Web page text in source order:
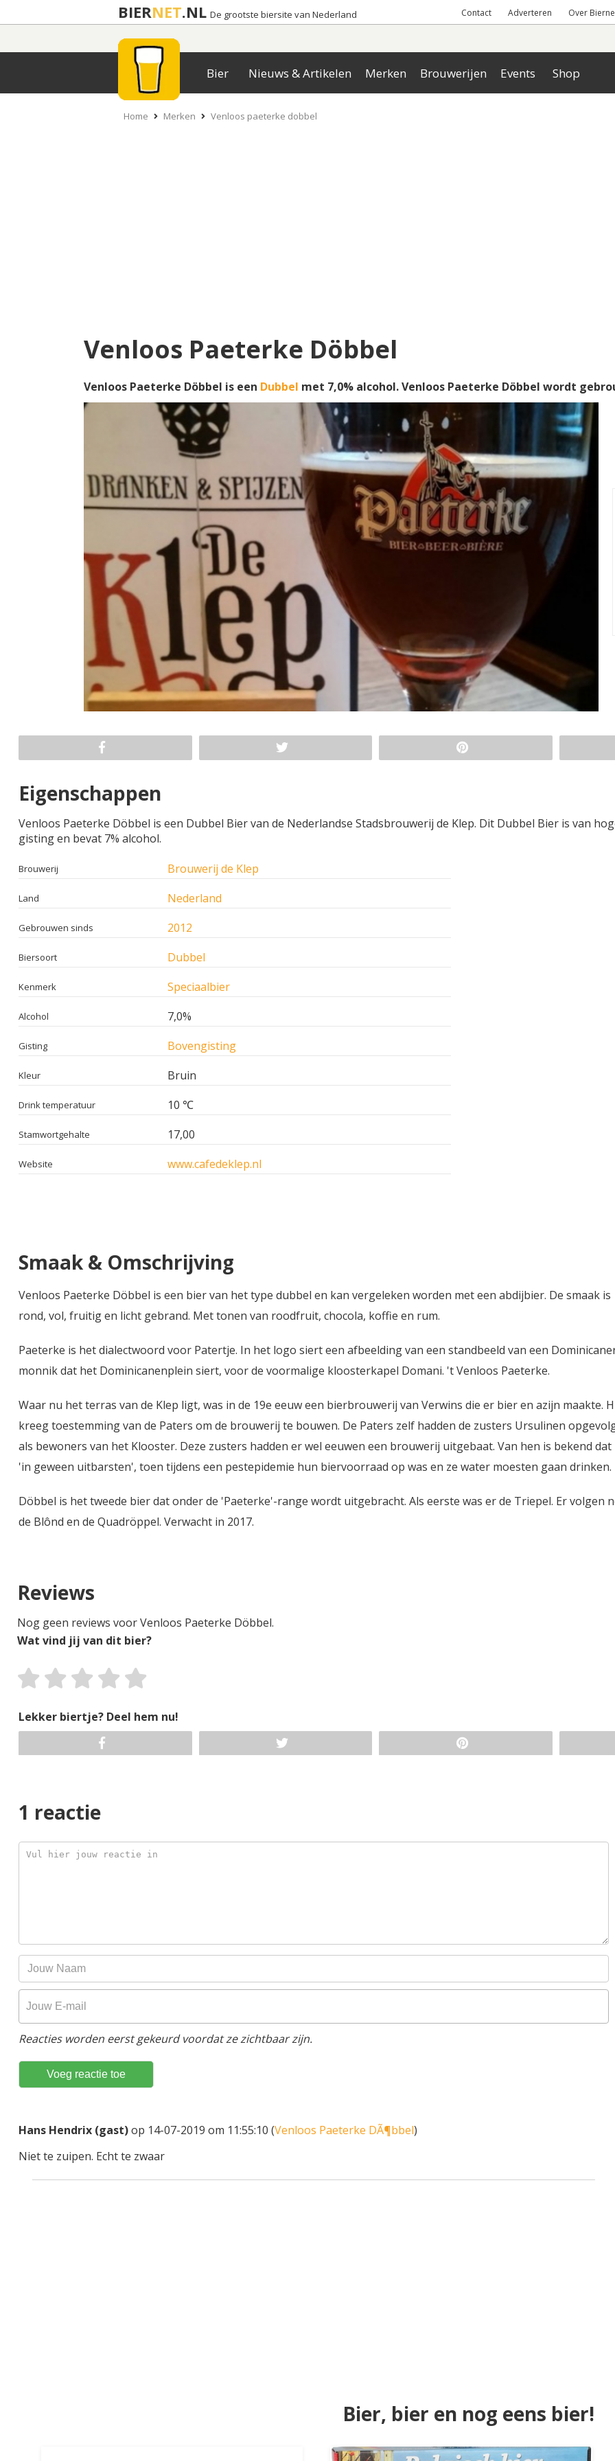
BIERNET.NL De grootste biersite van Nederland Contact Adverteren Over
Bier Nieuws & Artikelen Merken Brouwerijen Events Shop
Home Merken Venloos paeterke dobbel
Venloos Paeterke Döbbel
Venloos Paeterke Döbbel is een Dubbel met 7,0% alcohol. Venloos Paeterke Döbbel wordt
Eigenschappen
Venloos Paeterke Döbbel is een Dubbel Bier van de Nederlandse Stadsbrouwerij de Klep. Dit Dubbel Bier is van
gisting en bevat 7% alcohol.
Brouwerij Brouwerij de Klep
Land Nederland
Gebrouwen sinds 2012
Biersoort Dubbel
Kenmerk Speciaalbier
Alcohol 7,0%
Gisting Bovengisting
Kleur Bruin
Drink temperatuur 10 ℃
Stamwortgehalte 17,00
Website www.cafedeklep.nl
Smaak & Omschrijving
Venloos Paeterke Döbbel is een bier van het type dubbel en kan vergeleken worden met een abdijbier. De smaak is
rond, vol, fruitig en licht gebrand. Met tonen van roodfruit, chocola, koffie en rum.
Paeterke is het dialectwoord voor Patertje. In het logo siert een afbeelding van een standbeeld van een
monnik dat het Dominicanenplein siert, voor de voormalige kloosterkapel Domani. 't Venloos Paeterke.
Waar nu het terras van de Klep ligt, was in de 19e eeuw een bierbrouwerij van Verwins die er bier en azijn maakte.
kreeg toestemming van de Paters om de brouwerij te bouwen. De Paters zelf hadden de zusters Ursulinen
als bewoners van het Klooster. Deze zusters hadden er wel eeuwen een brouwerij uitgebaat. Van hen is bekend dat
'in geween uitbarsten', toen tijdens een pestepidemie hun biervoorraad op was en ze water moesten gaan drinken.
Döbbel is het tweede bier dat onder de 'Paeterke'-range wordt uitgebracht. Als eerste was er de Triepel. Er volgen
de Blônd en de Quadröppel. Verwacht in 2017.
Reviews
Nog geen reviews voor Venloos Paeterke Döbbel.
Wat vind jij van dit bier?
Lekker biertje? Deel hem nu!
1 reactie
Reacties worden eerst gekeurd voordat ze zichtbaar zijn.
Hans Hendrix (gast)op 14-07-2019 om 11:55:10 (Venloos Paeterke DÃ¶bbel)
Niet te zuipen. Echt te zwaar
Bier, bier en nog eens bier!